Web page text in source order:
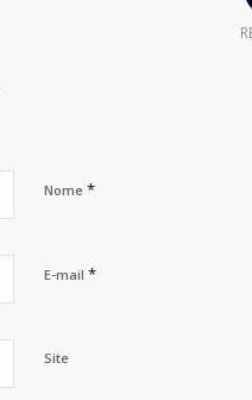
Nome *
E-mail *
Site